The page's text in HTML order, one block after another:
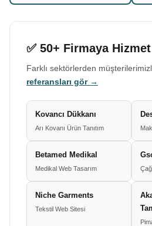
✅ 50+ Firmaya
Farklı sektörlerden
referansları gör →
Kovancı Dükkanı
Arı Kovanı Ürün Tanıtım
Betamed Medikal
Medikal Web Tasarım
Niche Garments
Tekstil Web Sitesi